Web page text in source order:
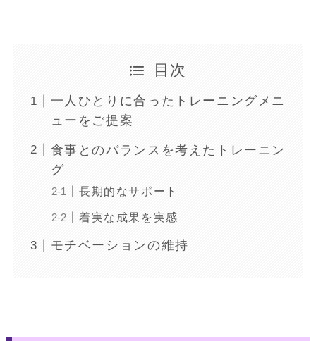
目次
一人ひとりに合ったトレーニングメニ
ューをご提案
食事とのバランスを考えたトレーニン
グ
長期的なサポート
着実な成果を実感
モチベーションの維持